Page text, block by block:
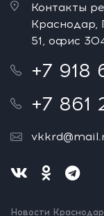
Контакты
Краснодар,
51, офис
+7
+7 861
Новости